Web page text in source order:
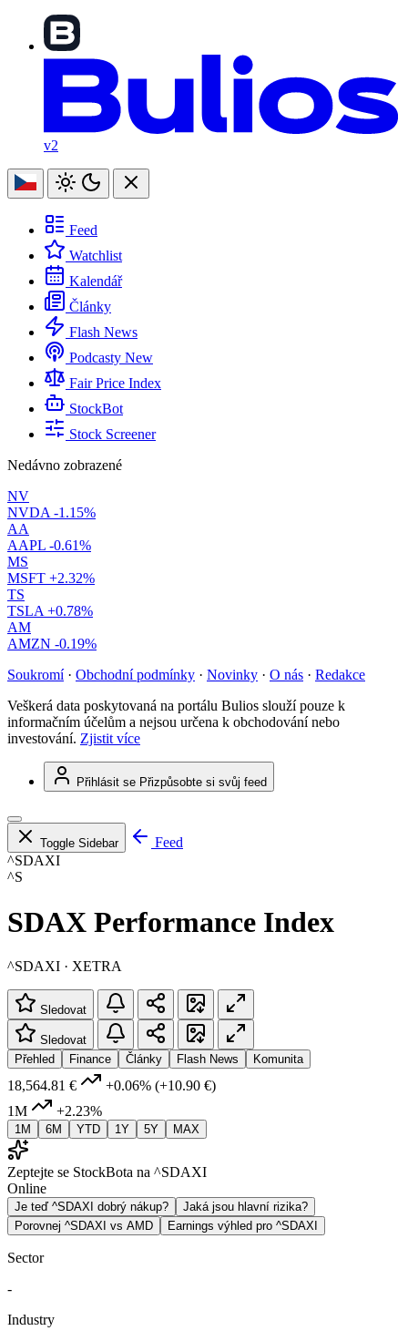
v2
Feed
Watchlist
Kalendář
Články
Flash News
Podcasty New
Fair Price Index
StockBot
Stock Screener
Nedávno zobrazené
NV
NVDA -1.15%
AA
AAPL -0.61%
MS
MSFT +2.32%
TS
TSLA +0.78%
AM
AMZN -0.19%
Soukromí · Obchodní podmínky · Novinky · O nás · Redakce
Veškerá data poskytovaná na portálu Bulios slouží pouze k
informačním účelům a nejsou určena k obchodování nebo
investování. Zjistit více
Přihlásit se Přizpůsobte si svůj feed
Toggle Sidebar
Feed
^SDAXI
^S
SDAX Performance Index
^SDAXI · XETRA
Sledovat
Sledovat
Přehled
Finance Články Flash News Komunita
18,564.81 € +0.06% (+10.90 €)
1M
+2.23%
1M 6M YTD 1Y 5Y MAX
Zeptejte se StockBota na ^SDAXI
Online
Je teď ^SDAXI dobrý nákup?
Jaká jsou hlavní rizika?
Porovnej ^SDAXI vs AMD
Earnings výhled pro ^SDAXI
Sector
-
Industry